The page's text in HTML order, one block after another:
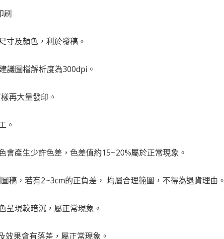
刷
寸及顏色，利於發稿。
議圖檔解析度為300dpi。
再大量發印。
。
會產生少許色差，色差值約15~20%屬於正常現象。
稿，若有2~3cm的正負差， 均屬合理範圍，不得為退貨理由。
呈現較暗沉，屬正常現象。
效果會有落差，屬正常現象。